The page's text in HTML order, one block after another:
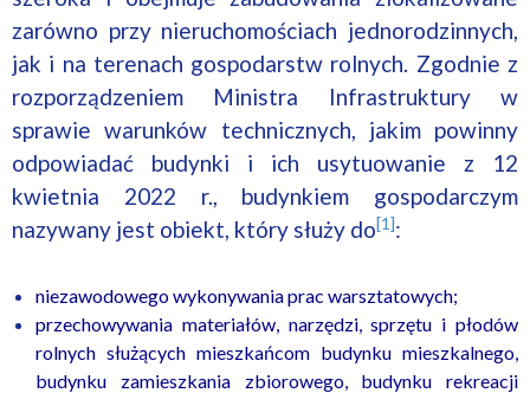
zarówno przy nieruchomościach jednorodzinnych,
jak i na terenach gospodarstw rolnych. Zgodnie z
rozporządzeniem Ministra Infrastruktury w
sprawie warunków technicznych, jakim powinny
odpowiadać budynki i ich usytuowanie z 12
kwietnia 2022 r., budynkiem gospodarczym
nazywany jest obiekt, który służy do[1]:
niezawodowego wykonywania prac warsztatowych;
przechowywania materiałów, narzędzi, sprzętu i płodów
rolnych służących mieszkańcom budynku mieszkalnego,
budynku zamieszkania zbiorowego, budynku rekreacji